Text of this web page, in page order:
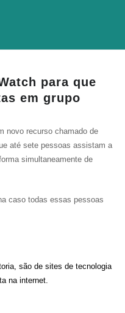
para que
em grupo
novo recurso chamado de
até sete pessoas assistam a
simultaneamente de
caso todas essas pessoas
são de sites de tecnologia
na internet.